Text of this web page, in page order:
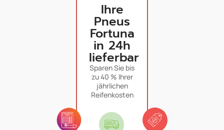
Ihre
Pneus
Fortuna
in 24h
lieferbar
Sparen Sie bis
zu 40 % Ihrer
jährlichen
Reifenkosten